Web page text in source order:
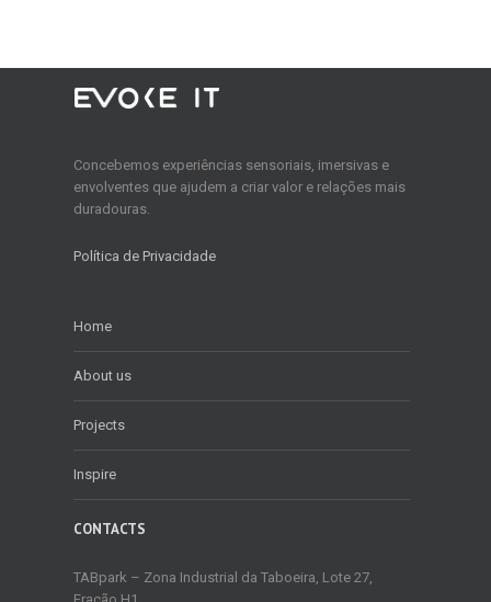
Concebemos experiências sensoriais, imersivas e
envolventes que ajudem a criar valor e relações mais
duradouras.
Política de Privacidade
Home
About us
Projects
Inspire
CONTACTS
TABpark – Zona Industrial da Taboeira, Lote 27,